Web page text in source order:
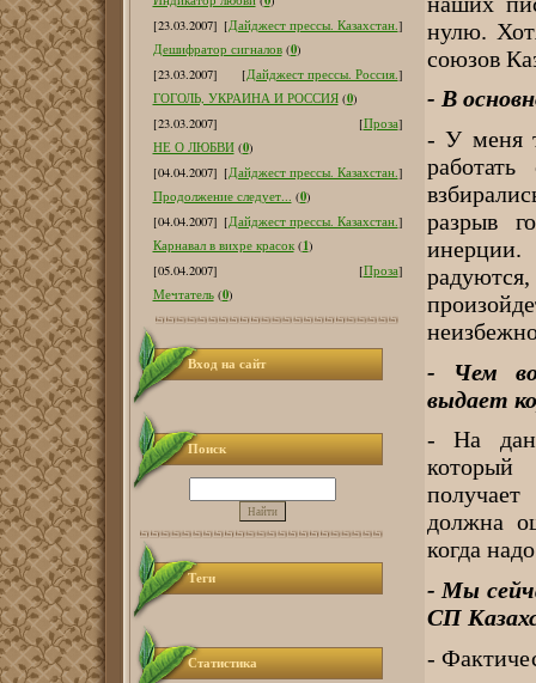
[23.03.2007] [Дайджест прессы. Казахстан.]
Дешифратор сигналов (0)
[23.03.2007]
[Дайджест прессы. Россия.]
ГОГОЛЬ, УКРАИНА И РОССИЯ (0)
[23.03.2007]
[Проза]
НЕ О ЛЮБВИ (0)
[04.04.2007] [Дайджест прессы. Казахстан.]
Продолжение следует... (0)
[04.04.2007] [Дайджест прессы. Казахстан.]
Карнавал в вихре красок (1)
[05.04.2007]
[Проза]
Мечтатель (0)
Вход на сайт
Поиск
Теги
Статистика
нулю.
союзов
- В
- У меня
разрыв
- Чем
выдает
- На
который
должна
когда
- Мы
СП
-